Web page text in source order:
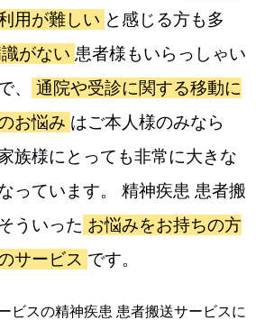
用が難しい と感じる方も多
がない 患者様もいらっしゃい
、
通院や受診に関する移動に
お悩み はご本人様のみなら
族様にとっても非常に大きな
っています。 精神疾患 患者搬
ういった お悩みをお持ちの方
サービス です。
ビスの精神疾患 患者搬送サービスに